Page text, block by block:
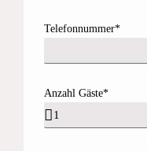
Telefonnummer*
Anzahl Gäste*